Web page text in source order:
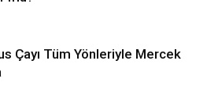
Çayı Tüm Yönleriyle Mercek